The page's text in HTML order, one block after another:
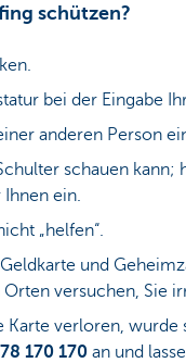
schützen?
bei der Eingabe
anderen Person
schauen kann;
ein.
„helfen“.
und
versuchen, Sie
verloren,
170 170 an und